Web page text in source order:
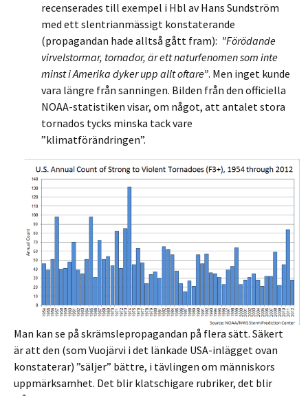
recenserades till exempel i Hbl av Hans Sundström
med ett slentrianmässigt konstaterande
(propagandan hade alltså gått fram): ”Förödande
virvelstormar, tornador, är ett naturfenomen som inte
minst i Amerika dyker upp allt oftare”. Men inget kunde
vara längre från sanningen. Bilden från den officiella
NOAA-statistiken visar, om något, att antalet stora
tornados tycks minska tack vare
”klimatförändringen”.
Man kan se på skrämslepropagandan på flera sätt. Säkert
är att den (som Vuojärvi i det länkade USA-inlägget ovan
konstaterar) ”säljer” bättre, i tävlingen om människors
uppmärksamhet. Det blir klatschigare rubriker, det blir